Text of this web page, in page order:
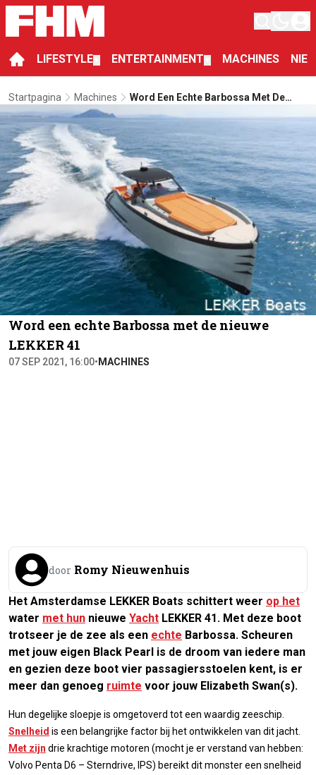
LIFESTYLE ENTERTAINMENT MACHINES
Startpagina Machines
Word Een Echte Barbossa Met De
Word een echte Barbossa met de nieuwe
LEKKER 41
07 SEP 2021, 16:00• MACHINES
door Romy Nieuwenhuis
Het Amsterdamse LEKKER Boats schittert weer op het
water met hun nieuwe Yacht LEKKER 41. Met deze boot
trotseer je de zee als een echte Barbossa. Scheuren
met jouw eigen Black Pearl is de droom van iedere man
en gezien deze boot vier passagiersstoelen kent, is er
meer dan genoeg ruimte voor jouw Elizabeth Swan(s).
Hun degelijke sloepje is omgetoverd tot een waardig zeeschip.
Snelheid is een belangrijke factor bij het ontwikkelen van dit jacht.
Met zijn drie krachtige motoren (mocht je er verstand van hebben:
Volvo Penta D6 – Sterndrive, IPS) bereikt dit monster een snelheid